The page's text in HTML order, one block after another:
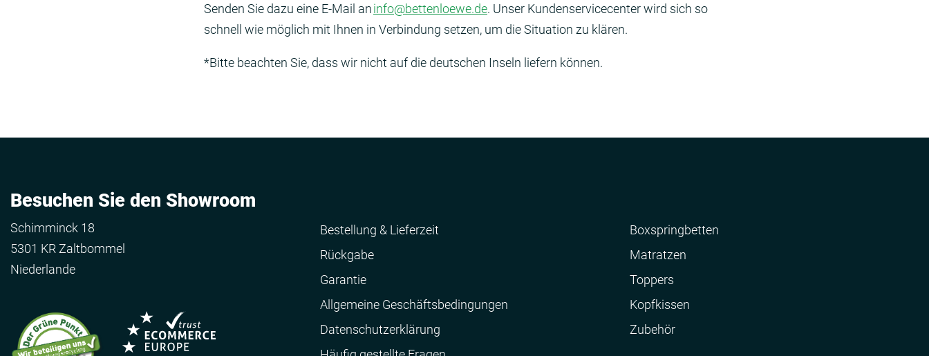
Senden Sie dazu eine E-Mail aninfo@bettenloewe.de. Unser Kundenservicecenter wird sich so
schnell wie möglich mit Ihnen in Verbindung setzen, um die Situation zu klären.
*Bitte beachten Sie, dass wir nicht auf die deutschen Inseln liefern können.
Besuchen Sie den Showroom
Schimminck 18
5301 KR Zaltbommel
Niederlande
Bestellung & Lieferzeit
Rückgabe
Garantie
Allgemeine Geschäftsbedingungen
Datenschutzerklärung
Boxspringbetten
Matratzen
Toppers
Kopfkissen
Zubehör